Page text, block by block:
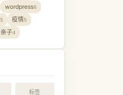
wordpress6
5 疫情5
亲子4
标签